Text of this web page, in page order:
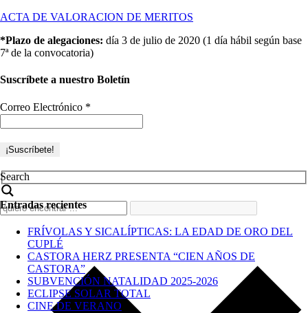
ACTA DE VALORACION DE MERITOS
*Plazo de alegaciones: día 3 de julio de 2020 (1 día hábil según base
7ª de la convocatoria)
Suscríbete a nuestro Boletín
Correo Electrónico *
Search
Entradas recientes
FRÍVOLAS Y SICALÍPTICAS: LA EDAD DE ORO DEL
CUPLÉ
CASTORA HERZ PRESENTA “CIEN AÑOS DE
CASTORA”
SUBVENCIÓN NATALIDAD 2025-2026
ECLIPSE SOLAR TOTAL
CINE DE VERANO